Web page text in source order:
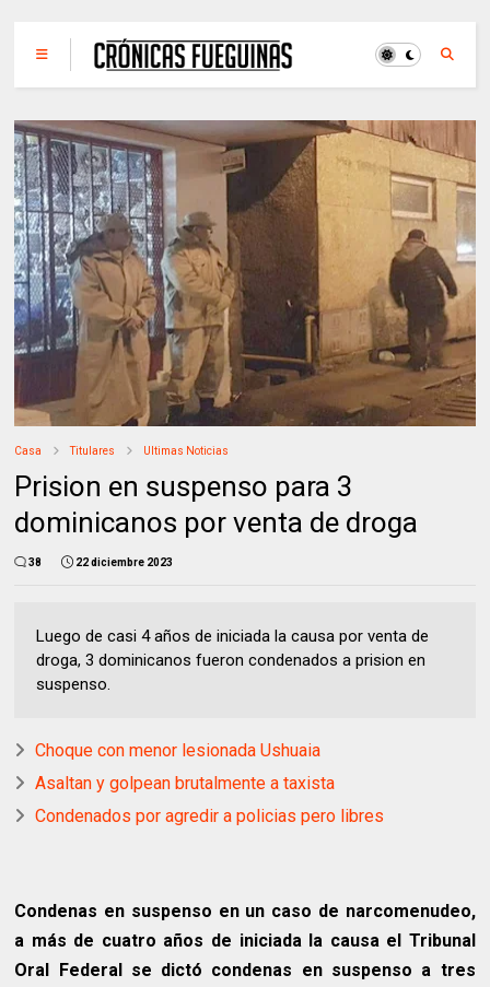
Casa Titulares Ultimas Noticias
Prision en suspenso para 3
dominicanos por venta de droga
38 22 diciembre 2023
Luego de casi 4 años de iniciada la causa por venta de
droga, 3 dominicanos fueron condenados a prision en
suspenso.
Choque con menor lesionada Ushuaia
Asaltan y golpean brutalmente a taxista
Condenados por agredir a policias pero libres
Condenas en suspenso en un caso de narcomenudeo,
a más de cuatro años de iniciada la causa el Tribunal
Oral Federal se dictó condenas en suspenso a tres